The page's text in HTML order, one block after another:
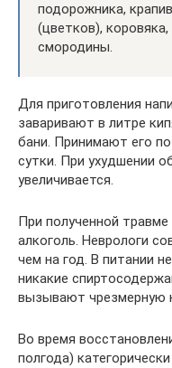
подорожника,
(цветков),
смородины.
Для приготовления
заваривают в литре
бани. Принимают его
сутки. При ухудшении
увеличивается.
При полученной
алкоголь. Неврологи
чем на год. В питании
никакие
вызывают чрезмерную
Во время
полгода)